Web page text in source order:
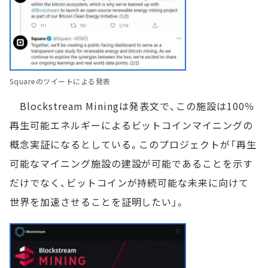
Squareのツイートによる発表
Blockstream Miningは発表文で、この施設は100％
再生可能エネルギーによるビットコインマイニングの
概念実証になるとしている。このプロジェクトが「再生
可能なマイニング施設の建設が可能であることを示す
だけでなく、ビットコインが持続可能な未来に向けて
世界を加速させることを証明したい」。